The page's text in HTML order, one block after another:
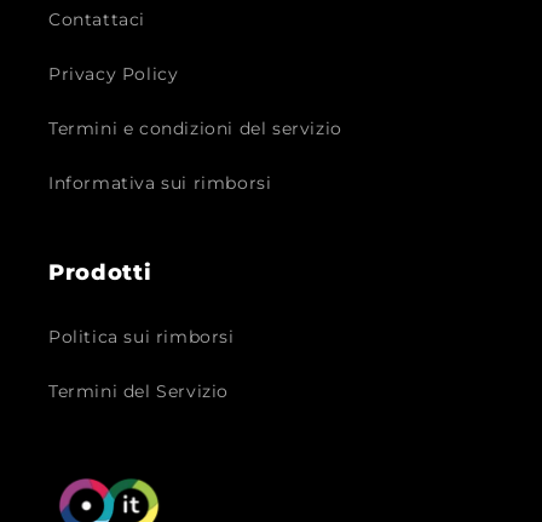
Contattaci
Privacy Policy
Termini e condizioni del servizio
Informativa sui rimborsi
Prodotti
Politica sui rimborsi
Termini del Servizio